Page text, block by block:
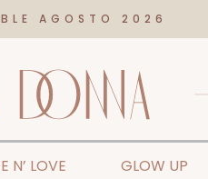
AGOSTO 2026
N’ LOVE GLOW UP